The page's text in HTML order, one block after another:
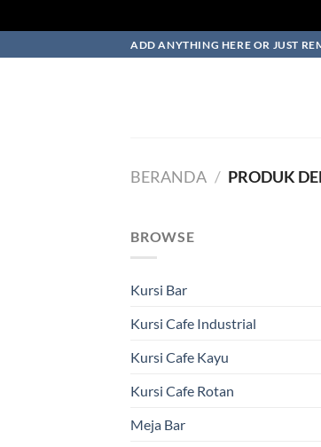
to
ADD ANYTHING HERE OR JUST
BERANDA / PRODUK
BROWSE
Kursi Bar
Kursi Cafe Industrial
Kursi Cafe Kayu
Kursi Cafe Rotan
Meja Bar